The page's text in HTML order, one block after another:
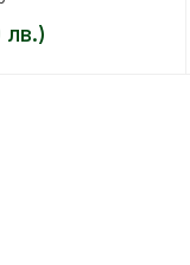
лв.)